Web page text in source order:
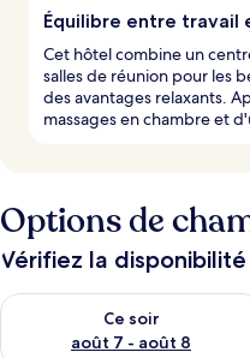
Équilibre entre travail
Cet hôtel combine un
salles de réunion pour les
des avantages relaxants.
massages en chambre et
Options de
Vérifiez la
Ce soir
août 7 - août 8
Vérifier la disponibilité pour